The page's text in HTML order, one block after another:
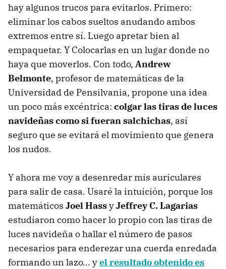
hay algunos trucos para evitarlos. Primero:
eliminar los cabos sueltos anudando ambos
extremos entre sí. Luego apretar bien al
empaquetar. Y Colocarlas en un lugar donde no
haya que moverlos. Con todo, Andrew
Belmonte, profesor de matemáticas de la
Universidad de Pensilvania, propone una idea
un poco más excéntrica: colgar las tiras de luces
navideñas como si fueran salchichas, así
seguro que se evitará el movimiento que genera
los nudos.
Y ahora me voy a desenredar mis auriculares
para salir de casa. Usaré la intuición, porque los
matemáticos Joel HassyJeffrey C. Lagarias
estudiaron como hacer lo propio con las tiras de
luces navideña o hallar el número de pasos
necesarios para enderezar una cuerda enredada
formando un lazo... yel resultado obtenido es